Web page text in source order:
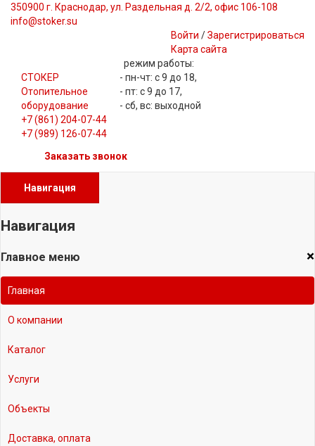
350900 г. Краснодар, ул. Раздельная д. 2/2, офис 106-108
info@stoker.su
Войти /Зарегистрироваться
Карта сайта
СТОКЕР
Отопительное
оборудование
режим работы:
- пн-чт: с 9 до 18,
- пт: с 9 до 17,
- сб, вс: выходной
+7 (861) 204-07-44
+7 (989) 126-07-44
Заказать звонок
Навигация
Навигация
×
Главное меню
Главная
О компании
Каталог
Услуги
Объекты
Доставка, оплата